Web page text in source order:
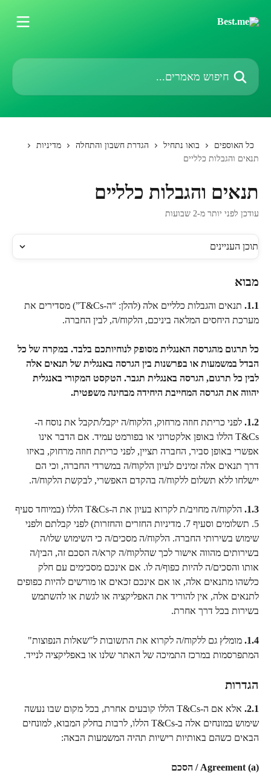
חיפוש מאמרים...
כל האוספים בואו נתחיל הגדרת חשבון והתחלה
מדיניות
תנאים והגבלות כלליים
תנאים והגבלות כלליים
עודכן לפני יותר מ-2 שבועות
תוכן העניינים
מבוא
1.1.
תנאים והגבלות כלליים אלה (להלן: “ה-T&Cs”) מסדירים את
מערכת היחסים המלאה ביניכם, הלקוח/ה, לבין החברה.
כל תרגום מהגרסה האנגלית מסופק לנוחיותכם בלבד. במקרה של כל
הבדל במשמעות או בפרשנות בין הגרסה באנגלית של תנאים אלה
לבין כל תרגום, הגרסה באנגלית תגבר. הטקסט המקורי באנגלית
יהווה את הגרסה המחייבת היחידה מבחינה משפטית.
1.2. לפני כריתת חוזה מרחוק, הלקוח/ה יקבל/תקבל את נוסח ה-
T&Cs הללו באופן אלקטרוני או בפורמט עמיד. אם הדבר אינו
אפשרי באופן סביר, החברה תציין, לפני כריתת חוזה מרחוק, באיזו
דרך תנאים אלה זמינים לעיון הלקוח/ה במשרדי החברה, וכי הם
יישלחו ללא תשלום ללקוח/ה בהקדם האפשרי, לבקשת הלקוח/ה.
1.3.
הלקוח/ה מחויב/ת לקרוא בעיון את ה-T&Cs הללו (במיוחד סעיף
5. תשלומים וסעיף 7. מדיניות החזרים והחזרות) לפני קבלתם ולפני
שימוש בשירותי החברה. הלקוח/ה מסכים/ה כי השימוש שלו/ה
בשירותים מהווה אישור לכך שהלקוח/ה קרא/ה הסכם זה, הבין/ה
אותו והסכים/ה להיות כפוף/ה לו. אם אינכם מסכימים עם חלק
כלשהו מתנאים אלה, או אם אינכם זכאים או מורשים להיות כפופים
לתנאים אלה, אין להוריד את האפליקציה או לגשת או להשתמש
בשירות בכל דרך אחרת.
1.4. מומלץ גם ללקוח/ה לקרוא את התשובות ל"שאלות הנפוצות"
המתפרסמות במרכז התמיכה של האתר שלנו או באפליקציה לנייד.
הגדרות
2.1.
אלא אם ה-T&Cs הללו קובעים אחרת, בכל מקום שבו נעשה
שימוש במונחים אלה ב-T&Cs הללו, לרבות בחלק המבוא, למונחים
הבאים כשהם באותיות רישיות תהיה המשמעות הבאה:
(a) Agreement / הסכם